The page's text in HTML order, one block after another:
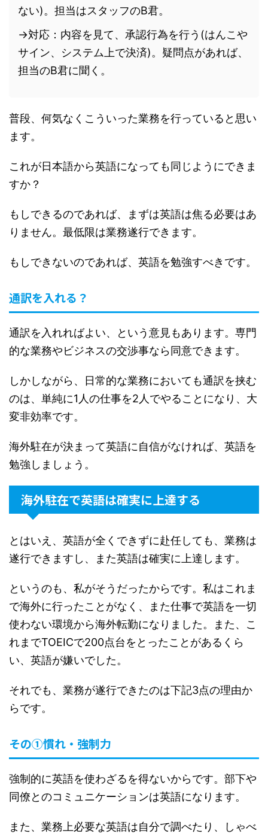
ない)。担当はスタッフのB君。
→対応：内容を見て、承認行為を行う(はんこや
サイン、システム上で決済)。疑問点があれば、
担当のB君に聞く。
普段、何気なくこういった業務を行っていると思い
ます。
これが日本語から英語になっても同じようにできま
すか？
もしできるのであれば、まずは英語は焦る必要はあ
りません。最低限は業務遂行できます。
もしできないのであれば、英語を勉強すべきです。
通訳を入れる？
通訳を入れればよい、という意見もあります。専門
的な業務やビジネスの交渉事なら同意できます。
しかしながら、日常的な業務においても通訳を挟む
のは、単純に1人の仕事を2人でやることになり、大
変非効率です。
海外駐在が決まって英語に自信がなければ、英語を
勉強しましょう。
海外駐在で英語は確実に上達する
とはいえ、英語が全くできずに赴任しても、業務は
遂行できますし、また英語は確実に上達します。
というのも、私がそうだったからです。私はこれま
で海外に行ったことがなく、また仕事で英語を一切
使わない環境から海外転勤になりました。また、こ
れまでTOEICで200点台をとったことがあるくら
い、英語が嫌いでした。
それでも、業務が遂行できたのは下記3点の理由か
らです。
その①慣れ・強制力
強制的に英語を使わざるを得ないからです。部下や
同僚とのコミュニケーションは英語になります。
また、業務上必要な英語は自分で調べたり、しゃべ